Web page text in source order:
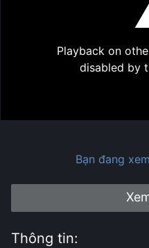
Playback on
disabled by
Bạn đang
Thông tin: